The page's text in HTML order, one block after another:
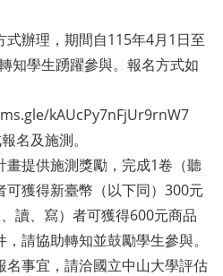
式辦理，期間自115年4月1日至
知學生踴躍參與。報名方式如
kAUcPy7nFjUr9rnW7
名及施測。
提供施測獎勵，完成1卷（聽
可獲得新臺幣（以下同）300元
讀、寫）者可獲得600元商品
請協助轉知並鼓勵學生參與。
名事宜，請洽國立中山大學評估